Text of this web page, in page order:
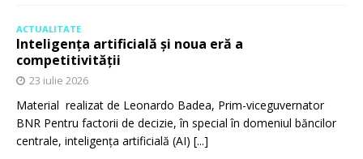
ACTUALITATE
Inteligența artificială și noua eră a
competitivității
23 iulie 2026
Material realizat de Leonardo Badea, Prim-viceguvernator
BNR Pentru factorii de decizie, în special în domeniul băncilor
centrale, inteligența artificială (AI) [...]